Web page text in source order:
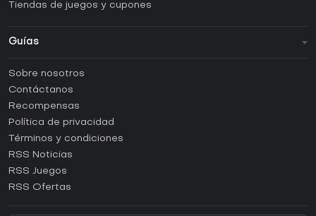
Tiendas de juegos y cupones
Guías
Guías y tutoriales
¿Cómo activar una CD Key de Steam?
¿Cómo activar una CD Key de Epic Games?
¿Cómo activar una CD Key de GOG?
¿Cómo activar una CD Key de Ubisoft Connect?
Sobre nosotros
Contáctanos
Recompensas
Política de privacidad
Términos y condiciones
RSS Noticias
RSS Juegos
RSS Ofertas